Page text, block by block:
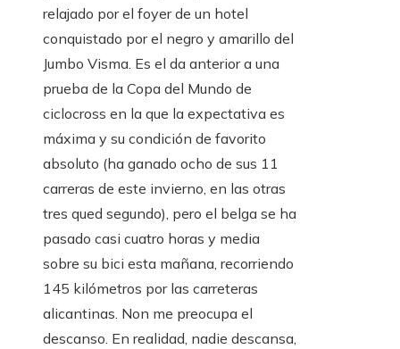
relajado por el foyer de un hotel
conquistado por el negro y amarillo del
Jumbo Visma. Es el da anterior a una
prueba de la Copa del Mundo de
ciclocross en la que la expectativa es
máxima y su condición de favorito
absoluto (ha ganado ocho de sus 11
carreras de este invierno, en las otras
tres qued segundo), pero el belga se ha
pasado casi cuatro horas y media
sobre su bici esta mañana, recorriendo
145 kilómetros por las carreteras
alicantinas. Non me preocupa el
descanso. En realidad, nadie descansa,